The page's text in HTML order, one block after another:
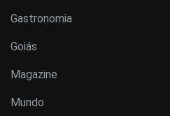
Gastronomia
Goiás
Magazine
Mundo